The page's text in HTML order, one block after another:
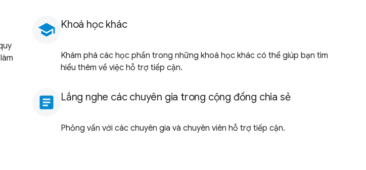
school Khoá học khác
Khám phá các học phần trong những khoá học khác có thể giúp bạn tìm
hiểu thêm về việc hỗ trợ tiếp cận.
article Lắng nghe các chuyên gia trong cộng đồng chia sẻ
Phỏng vấn với các chuyên gia và chuyên viên hỗ trợ tiếp cận.